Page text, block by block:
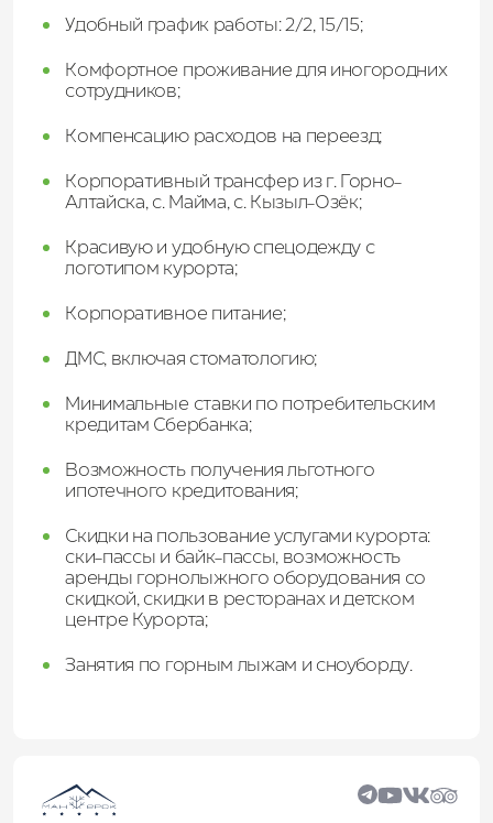
Удобный график работы: 2/2, 15/15;
Комфортное проживание для иногородних
сотрудников;
Компенсацию расходов на переезд;
Корпоративный трансфер из г. Горно-
Алтайска, с. Майма, с. Кызыл-Озёк;
Красивую и удобную спецодежду с
логотипом курорта;
Корпоративное питание;
ДМС, включая стоматологию;
Минимальные ставки по потребительским
кредитам Сбербанка;
Возможность получения льготного
ипотечного кредитования;
Скидки на пользование услугами курорта:
ски-пассы и байк-пассы, возможность
аренды горнолыжного оборудования со
скидкой, скидки в ресторанах и детском
центре Курорта;
Занятия по горным лыжам и сноуборду.